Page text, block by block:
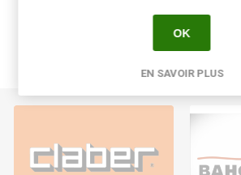
OK
EN SAVOIR PLUS